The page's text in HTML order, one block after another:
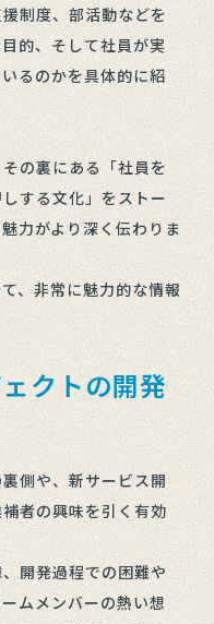
制度、部活動などを
的、そして社員が実
るのかを具体的に紹
の裏にある「社員を
する文化」をストー
力がより深く伝わりま
、非常に魅力的な情報
クトの開発
側や、新サービス開
者の興味を引く有効
開発過程での困難や
ムメンバーの熱い想